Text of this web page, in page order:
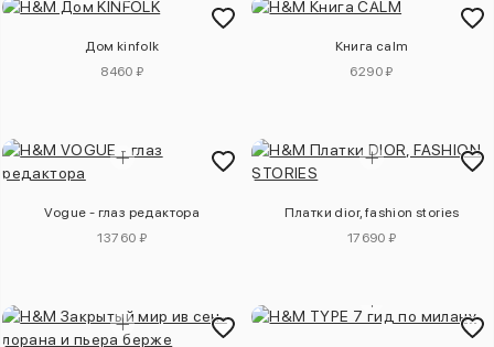
Дом kinfolk
8460 ₽
Книга calm
6290 ₽
Vogue - глаз редактора
13760 ₽
Платки dior, fashion stories
17690 ₽